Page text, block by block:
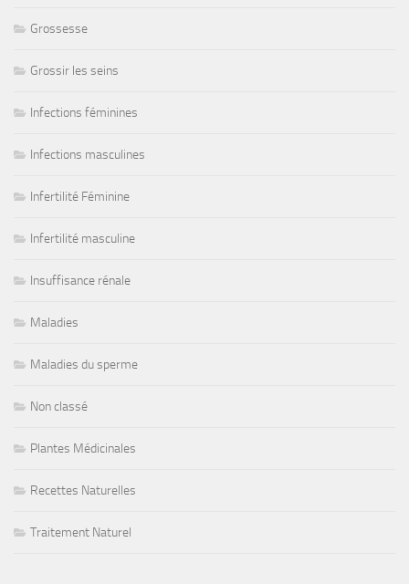
Grossesse
Grossir les seins
Infections féminines
Infections masculines
Infertilité Féminine
Infertilité masculine
Insuffisance rénale
Maladies
Maladies du sperme
Non classé
Plantes Médicinales
Recettes Naturelles
Traitement Naturel